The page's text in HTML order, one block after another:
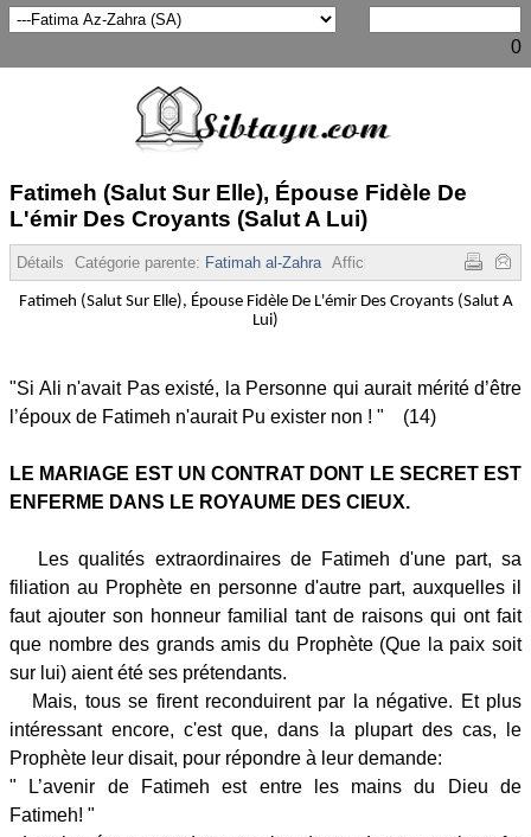
0
Fatimeh (Salut Sur Elle), Épouse Fidèle De
L'émir Des Croyants (Salut A Lui)
Détails Catégorie parente: Fatimah al-Zahra Affichages :
Fatimeh (Salut Sur Elle), Épouse Fidèle De L'émir Des Croyants (Salut A
Lui)
"Si Ali n'avait Pas existé, la Personne qui aurait mérité d’être
l’époux de Fatimeh n'aurait Pu exister non ! " (14)
LE MARIAGE EST UN CONTRAT DONT LE SECRET EST
ENFERME DANS LE ROYAUME DES CIEUX.
Les qualités extraordinaires de Fatimeh d'une part, sa
filiation au Prophète en personne d'autre part, auxquelles il
faut ajouter son honneur familial tant de raisons qui ont fait
que nombre des grands amis du Prophète (Que la paix soit
sur lui) aient été ses prétendants.
Mais, tous se firent reconduirent par la négative. Et plus
intéressant encore, c'est que, dans la plupart des cas, le
Prophète leur disait, pour répondre à leur demande:
" L’avenir de Fatimeh est entre les mains du Dieu de
Fatimeh! "